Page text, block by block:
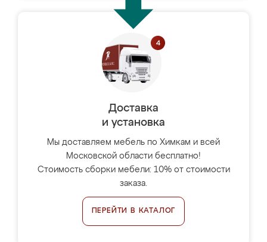
Доставка
и установка
Мы доставляем мебель по Химкам и всей
Московской области бесплатно!
Стоимость сборки мебели: 10% от стоимости
заказа.
ПЕРЕЙТИ В КАТАЛОГ